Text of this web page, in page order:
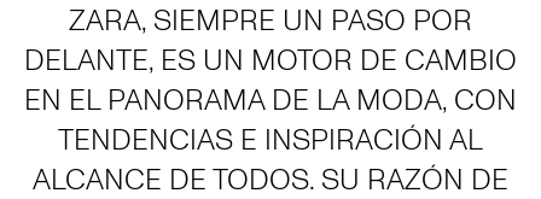
ZARA, SIEMPRE UN PASO POR
DELANTE, ES UN MOTOR DE CAMBIO
EN EL PANORAMA DE LA MODA, CON
TENDENCIAS E INSPIRACIÓN AL
ALCANCE DE TODOS. SU RAZÓN DE